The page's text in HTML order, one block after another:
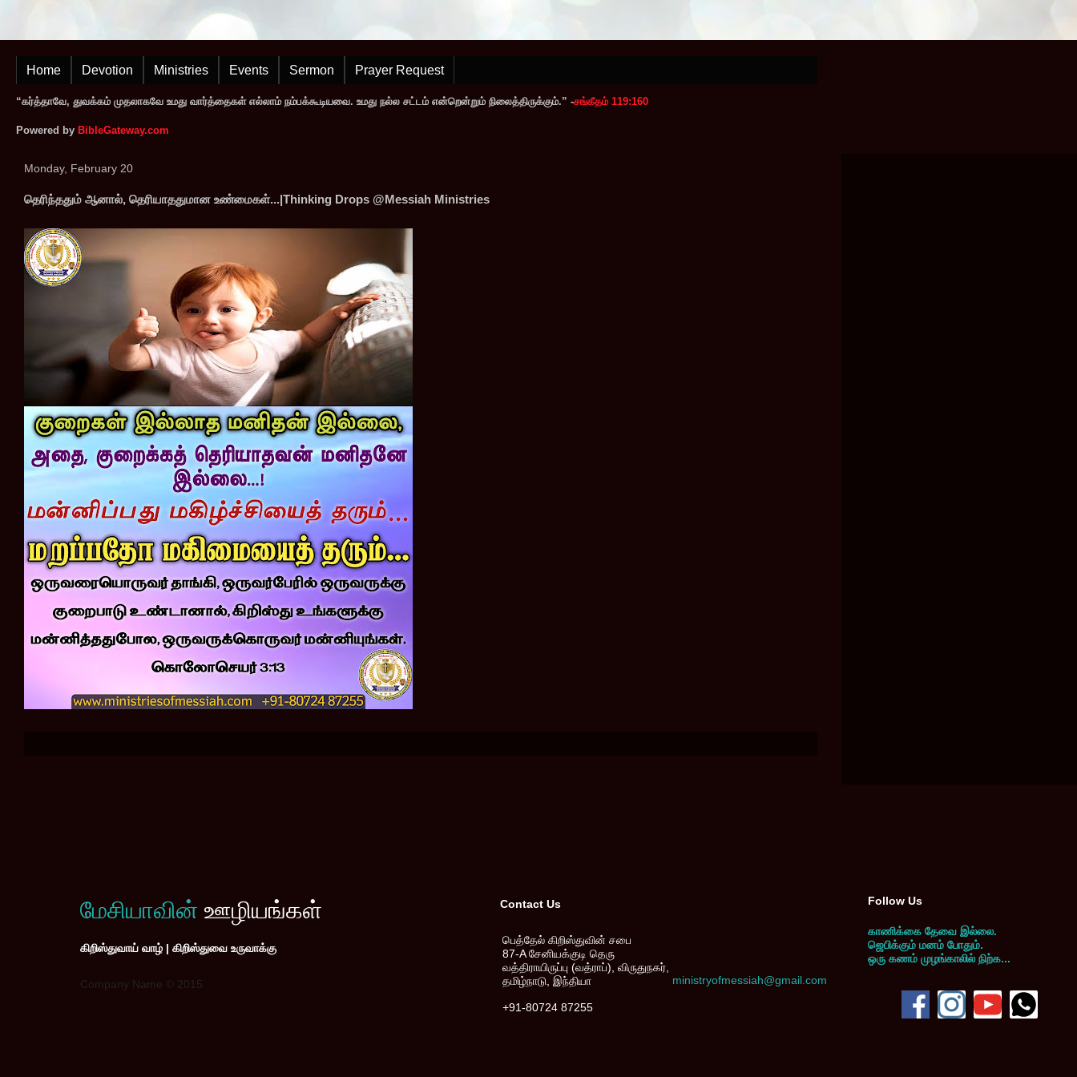
Home Devotion Ministries Events Sermon Prayer Request
“கர்த்தாவே, துவக்கம் முதலாகவே உமது வார்த்தைகள் எல்லாம் நம்பக்கூடியவை. உமது நல்ல சட்டம் என்றென்றும் நிலைத்திருக்கும்.” -சங்கீதம் 119:160
Powered by BibleGateway.com
Monday, February 20
தெரிந்ததும் ஆனால், தெரியாததுமான உண்மைகள்...|Thinking Drops @Messiah Ministries
மேசியாவின் ஊழியங்கள்
கிறிஸ்துவாய் வாழ் | கிறிஸ்துவை உருவாக்கு
Company Name © 2015
Contact Us
பெத்தேல் கிறிஸ்துவின் சபை
87-A சேனியக்குடி தெரு
வத்திராயிருப்பு (வத்ராப்), விருதுநகர்,
தமிழ்நாடு, இந்தியா
+91-80724 87255
ministryofmessiah@gmail.com
Follow Us
காணிக்கை தேவை இல்லை.
ஜெபிக்கும் மனம் போதும்.
ஒரு கணம் முழங்காலில் நிற்க...